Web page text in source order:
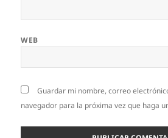
WEB
Guardar mi nombre, correo
navegador para la próxima vez que haga